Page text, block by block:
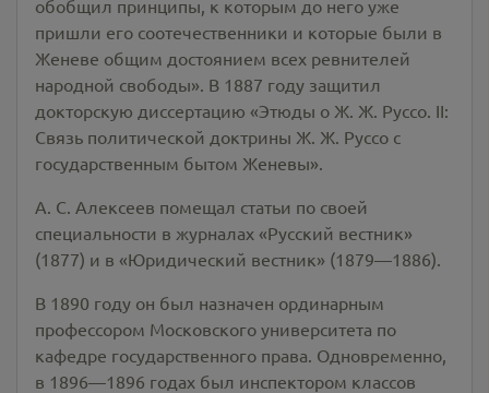
обобщил принципы, к которым до него уже
пришли его соотечественники и которые были в
Женеве общим достоянием всех ревнителей
народной свободы». В 1887 году защитил
докторскую диссертацию «Этюды о Ж. Ж. Руссо. II:
Связь политической доктрины Ж. Ж. Руссо с
государственным бытом Женевы».
А. С. Алексеев помещал статьи по своей
специальности в журналах «Русский вестник»
(1877) и в «Юридический вестник» (1879—1886).
В 1890 году он был назначен ординарным
профессором Московского университета по
кафедре государственного права. Одновременно,
в 1896—1896 годах был инспектором классов